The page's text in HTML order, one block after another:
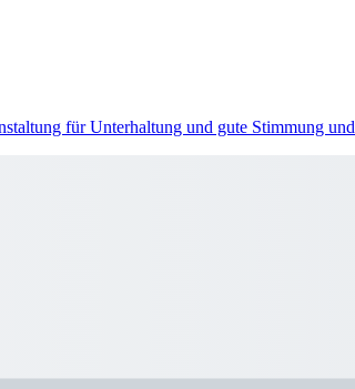
für Unterhaltung und gute Stimmung